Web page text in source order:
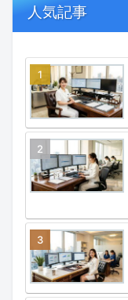
人気記事